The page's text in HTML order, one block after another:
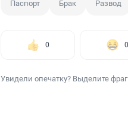
Паспорт Брак Развод
0 0
Увидели опечатку? Выделите